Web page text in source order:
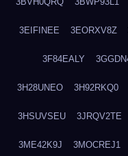
3EIFINEE 3EORXV8Z
3F84EALY
3H28UNEO 3H92RKQ0
3HSUVSEU 3JRQV2TE
3ME42K9J 3MOCREJ1